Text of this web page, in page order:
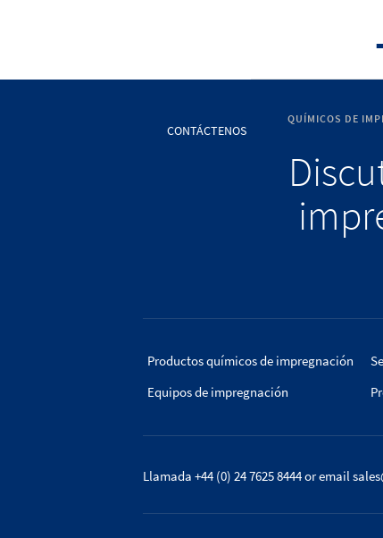
QUÍMICOS DE
CONTÁCTENOS
Productos químicos de impregnación
Equipos de impregnación
Llamada +44 (0) 24 7625 8444or email